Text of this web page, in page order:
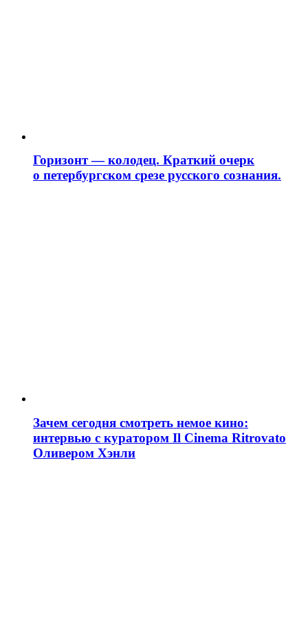
Горизонт — колодец. Краткий очерк
о петербургском срезе русского сознания.
Зачем сегодня смотреть немое кино:
интервью с куратором Il Cinema Ritrovato
Оливером Хэнли